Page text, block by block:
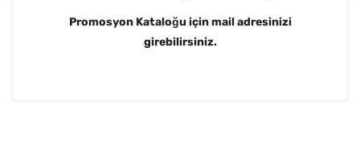
Promosyon Kataloğu için mail adresinizi
girebilirsiniz.